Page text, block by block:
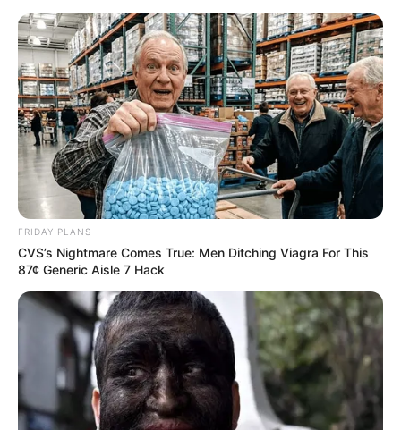
MENU
ET
WIDGETS
QUINTÉ QATAR PRIX JOCKEY
CLUB PRONOSTIC 31-05-2026
FRIDAY PLANS
CVS’s Nightmare Comes True: Men Ditching Viagra For This
87¢ Generic Aisle 7 Hack